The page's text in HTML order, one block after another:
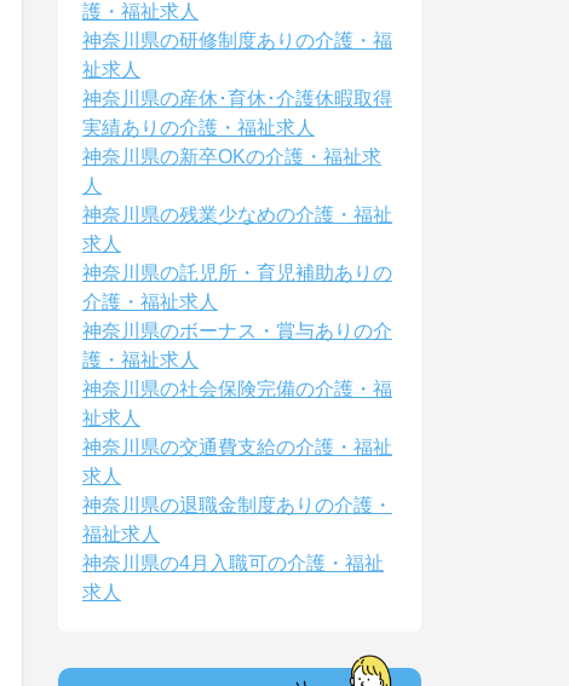
護・福祉求人
神奈川県の研修制度ありの介護・福
祉求人
神奈川県の産休･育休･介護休暇取得
実績ありの介護・福祉求人
神奈川県の新卒OKの介護・福祉求
人
神奈川県の残業少なめの介護・福祉
求人
神奈川県の託児所・育児補助ありの
介護・福祉求人
神奈川県のボーナス・賞与ありの介
護・福祉求人
神奈川県の社会保険完備の介護・福
祉求人
神奈川県の交通費支給の介護・福祉
求人
神奈川県の退職金制度ありの介護・
福祉求人
神奈川県の4月入職可の介護・福祉
求人